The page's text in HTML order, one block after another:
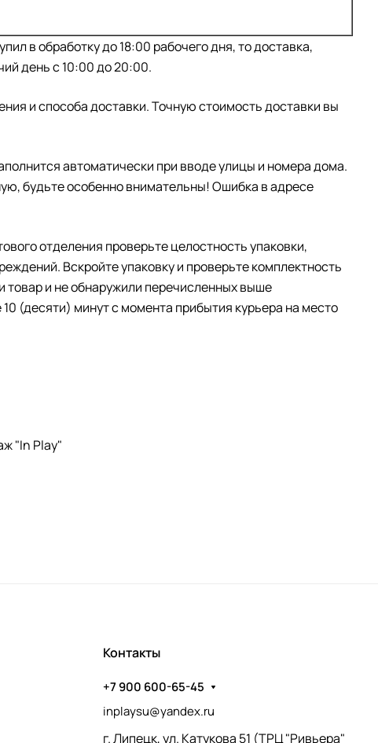
в обработку до 18:00 рабочего дня, то доставка,
день с 10:00 до 20:00.
и способа доставки. Точную стоимость доставки вы
автоматически при вводе улицы и номера дома.
будьте особенно внимательны! Ошибка в адресе
отделения проверьте целостность упаковки,
Вскройте упаковку и проверьте комплектность
товар и не обнаружили перечисленных выше
(десяти) минут с момента прибытия курьера на место
"In Play"
Контакты
+7 900 600-65-45
inplaysu@yandex.ru
г. Липецк, ул. Катукова 51 (ТРЦ "Ривьера"